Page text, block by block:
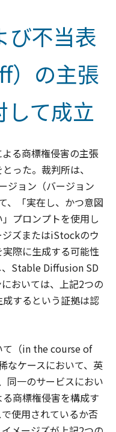
び不当表
）の主張
して成立
る商標権侵害の主張
った。裁判所は、
ジョン（バージョン
、「実在し、かつ意図
プロンプトを使用し
ズまたはiStockのウ
際に生成する可能性
Stable Diffusion SD
おいては、上記2つの
するという証拠は認
て（in the course of
なケースにおいて、英
同一のサービスにおい
商標権侵害を構成す
使用されているか否